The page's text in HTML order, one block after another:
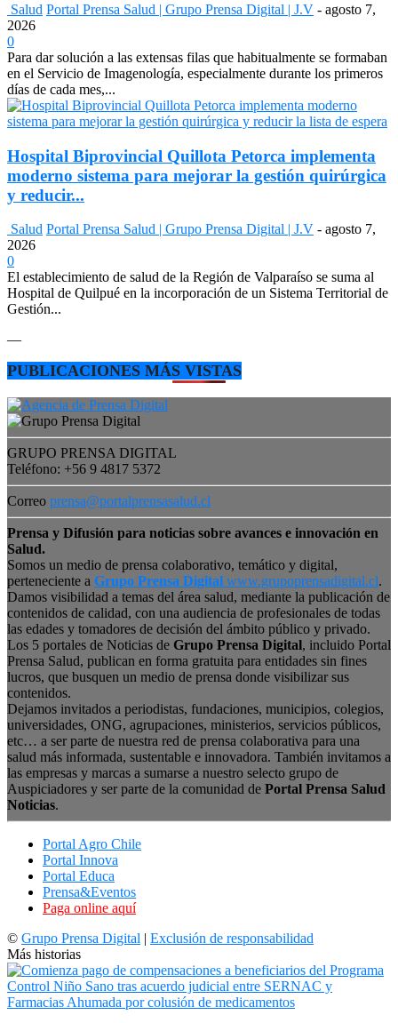
Salud Portal Prensa Salud | Grupo Prensa Digital | J.V - agosto 7,
2026
0
Para dar solución a las extensas filas que habitualmente se formaban
en el Servicio de Imagenología, especialmente durante los primeros
días de cada mes,...
Hospital Biprovincial Quillota Petorca implementa
moderno sistema para mejorar la gestión quirúrgica
y reducir...
Salud Portal Prensa Salud | Grupo Prensa Digital | J.V - agosto 7,
2026
0
El establecimiento de salud de la Región de Valparaíso se suma al
Hospital de Quilpué en la incorporación de un Sistema Territorial de
Gestión...
—
PUBLICACIONES MÁS VISTAS
GRUPO PRENSA DIGITAL
Teléfono: +56 9 4817 5372
Correo prensa@portalprensasalud.cl
Prensa y Difusión para noticias sobre avances e innovación en
Salud.
Somos un medio de prensa colaborativo, temático y digital,
perteneciente a Grupo Prensa Digital www.grupoprensadigital.cl.
Damos visibilidad a temas del área salud, mediante la publicación de
contenidos de calidad, con una audiencia de profesionales de todas
las edades y tomadores de decisión del ámbito público y privado.
Los 5 portales de Noticias de Grupo Prensa Digital, incluido Portal
Prensa Salud, publican en forma gratuita para entidades sin fines
lucros, que busquen un medio de prensa donde visibilizar sus
contenidos.
Dejamos invitados a periodistas, fundaciones, municipios, colegios,
universidades, ONG, agrupaciones, ministerios, servicios públicos,
etc… a ser parte de nuestra red de prensa colaborativa para una
salud más informada, sustentable e innovadora. También invitamos a
las empresas y marcas a sumarse a nuestro selecto grupo de
Auspiciadores y ser parte de la comunidad de Portal Prensa Salud
Noticias.
Portal Agro Chile
Portal Innova
Portal Educa
Prensa&Eventos
Paga online aquí
© Grupo Prensa Digital | Exclusión de responsabilidad
Más historias